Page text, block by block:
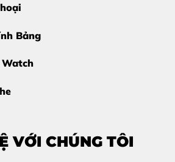
cứng, sắc nhọn.
Để điện thoại trong túi xách
Để máy tiếp xúc với nguồn
Bảng
VỚI CHÚNG TÔI